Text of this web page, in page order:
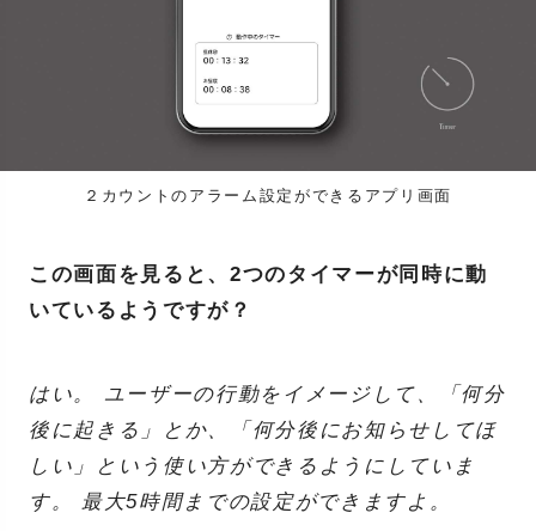
２カウントのアラーム設定ができるアプリ画面
この画面を見ると、2つのタイマーが同時に動
いているようですが？
はい。 ユーザーの行動をイメージして、「何分
後に起きる」とか、「何分後にお知らせしてほ
しい」という使い方ができるようにしていま
す。 最大5時間までの設定ができますよ。